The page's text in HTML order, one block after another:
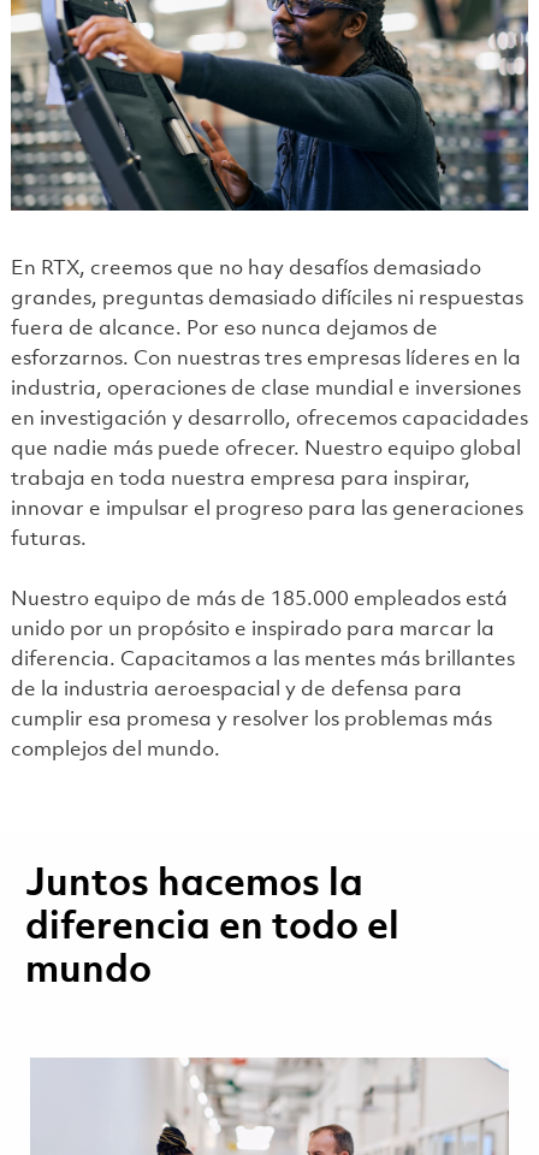
En RTX, creemos que no hay desafíos demasiado
grandes, preguntas demasiado difíciles ni respuestas
fuera de alcance. Por eso nunca dejamos de
esforzarnos. Con nuestras tres empresas líderes en la
industria, operaciones de clase mundial e inversiones
en investigación y desarrollo, ofrecemos capacidades
que nadie más puede ofrecer. Nuestro equipo global
trabaja en toda nuestra empresa para inspirar,
innovar e impulsar el progreso para las generaciones
futuras.
Nuestro equipo de más de 185.000 empleados está
unido por un propósito e inspirado para marcar la
diferencia. Capacitamos a las mentes más brillantes
de la industria aeroespacial y de defensa para
cumplir esa promesa y resolver los problemas más
complejos del mundo.
Juntos hacemos la
diferencia en todo el
mundo